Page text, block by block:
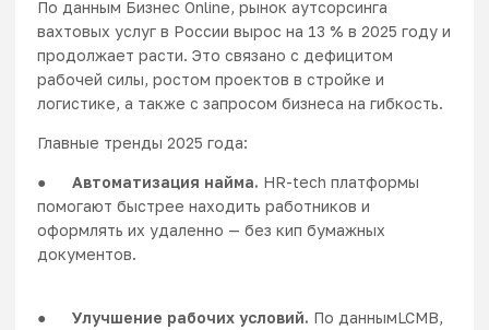
По данным Бизнес Online, рынок аутсорсинга
вахтовых услуг в России вырос на 13 % в 2025 году и
продолжает расти. Это связано с дефицитом
рабочей силы, ростом проектов в стройке и
логистике, а также с запросом бизнеса на гибкость.
Главные тренды 2025 года:
● Автоматизация найма. HR-tech платформы
помогают быстрее находить работников и
оформлять их удаленно — без кип бумажных
документов.
● Улучшение рабочих условий. По даннымLCMB,